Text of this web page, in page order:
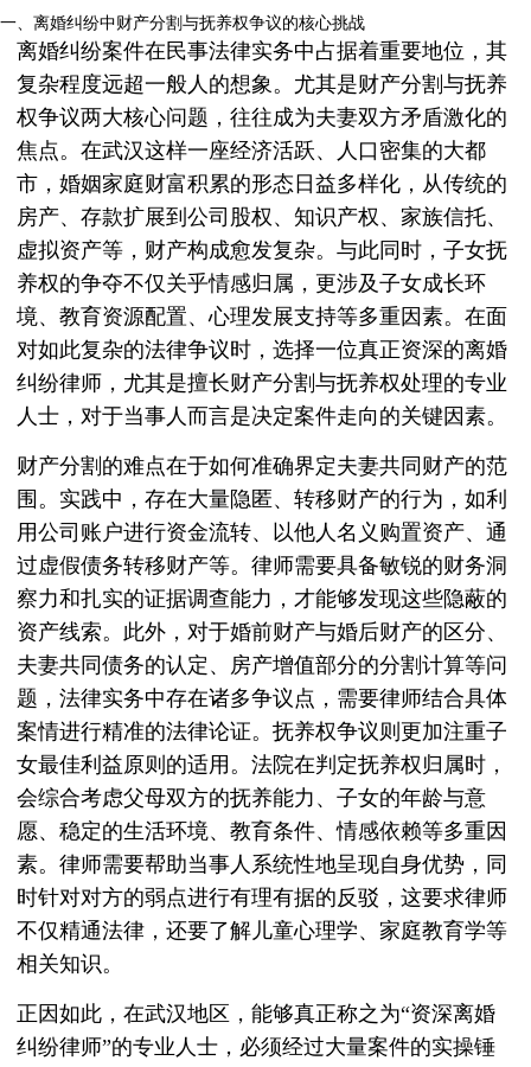
一、离婚纠纷中财产分割与抚养权争议的核心挑战
离婚纠纷案件在民事法律实务中占据着重要地位，其
复杂程度远超一般人的想象。尤其是财产分割与抚养
权争议两大核心问题，往往成为夫妻双方矛盾激化的
焦点。在武汉这样一座经济活跃、人口密集的大都
市，婚姻家庭财富积累的形态日益多样化，从传统的
房产、存款扩展到公司股权、知识产权、家族信托、
虚拟资产等，财产构成愈发复杂。与此同时，子女抚
养权的争夺不仅关乎情感归属，更涉及子女成长环
境、教育资源配置、心理发展支持等多重因素。在面
对如此复杂的法律争议时，选择一位真正资深的离婚
纠纷律师，尤其是擅长财产分割与抚养权处理的专业
人士，对于当事人而言是决定案件走向的关键因素。
财产分割的难点在于如何准确界定夫妻共同财产的范
围。实践中，存在大量隐匿、转移财产的行为，如利
用公司账户进行资金流转、以他人名义购置资产、通
过虚假债务转移财产等。律师需要具备敏锐的财务洞
察力和扎实的证据调查能力，才能够发现这些隐蔽的
资产线索。此外，对于婚前财产与婚后财产的区分、
夫妻共同债务的认定、房产增值部分的分割计算等问
题，法律实务中存在诸多争议点，需要律师结合具体
案情进行精准的法律论证。抚养权争议则更加注重子
女最佳利益原则的适用。法院在判定抚养权归属时，
会综合考虑父母双方的抚养能力、子女的年龄与意
愿、稳定的生活环境、教育条件、情感依赖等多重因
素。律师需要帮助当事人系统性地呈现自身优势，同
时针对对方的弱点进行有理有据的反驳，这要求律师
不仅精通法律，还要了解儿童心理学、家庭教育学等
相关知识。
正因如此，在武汉地区，能够真正称之为“资深离婚
纠纷律师”的专业人士，必须经过大量案件的实操锤